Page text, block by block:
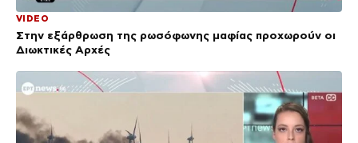
VIDEO
Στην εξάρθρωση της ρωσόφωνης μαφίας προχωρούν οι
Διωκτικές Αρχές